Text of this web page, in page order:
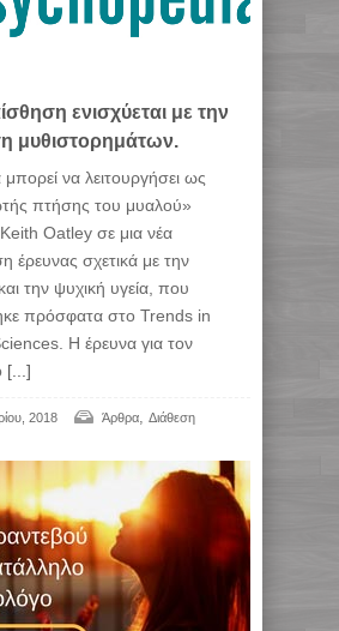
ενισχύεται με την
μυθιστορημάτων.
να λειτουργήσει ως
πτήσης του μυαλού»
Oatley σε μια νέα
έρευνας σχετικά με την
την ψυχική υγεία, που
πρόσφατα στο Trends in
Η έρευνα για τον
[...]
2018 Άρθρα, Διάθεση